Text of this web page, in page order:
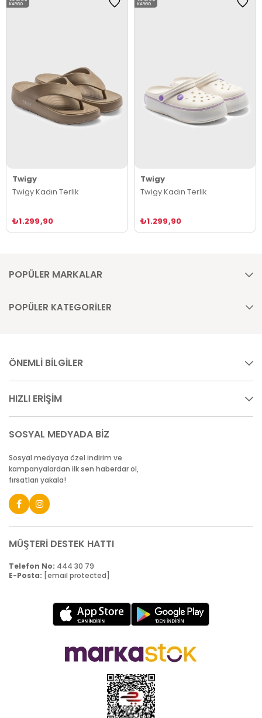
Twigy
Twigy Kadın Terlik
₺1.299,90
KARGO
Twigy
Twigy Kadın Terlik
₺1.299,90
KARGO
POPÜLER MARKALAR
POPÜLER KATEGORİLER
ÖNEMLİ BİLGİLER
HIZLI ERİŞİM
SOSYAL MEDYADA BİZ
Sosyal medyaya özel indirim ve
kampanyalardan ilk sen haberdar ol,
fırsatları yakala!
MÜŞTERİ DESTEK HATTI
Telefon No: 444 30 79
E-Posta: [email protected]